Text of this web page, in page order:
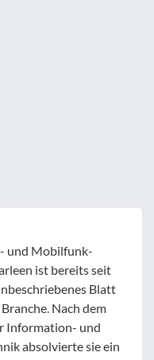
und Mobilfunk-
ist bereits seit
Blatt
Nach dem
Information- und
absolvierte sie ein